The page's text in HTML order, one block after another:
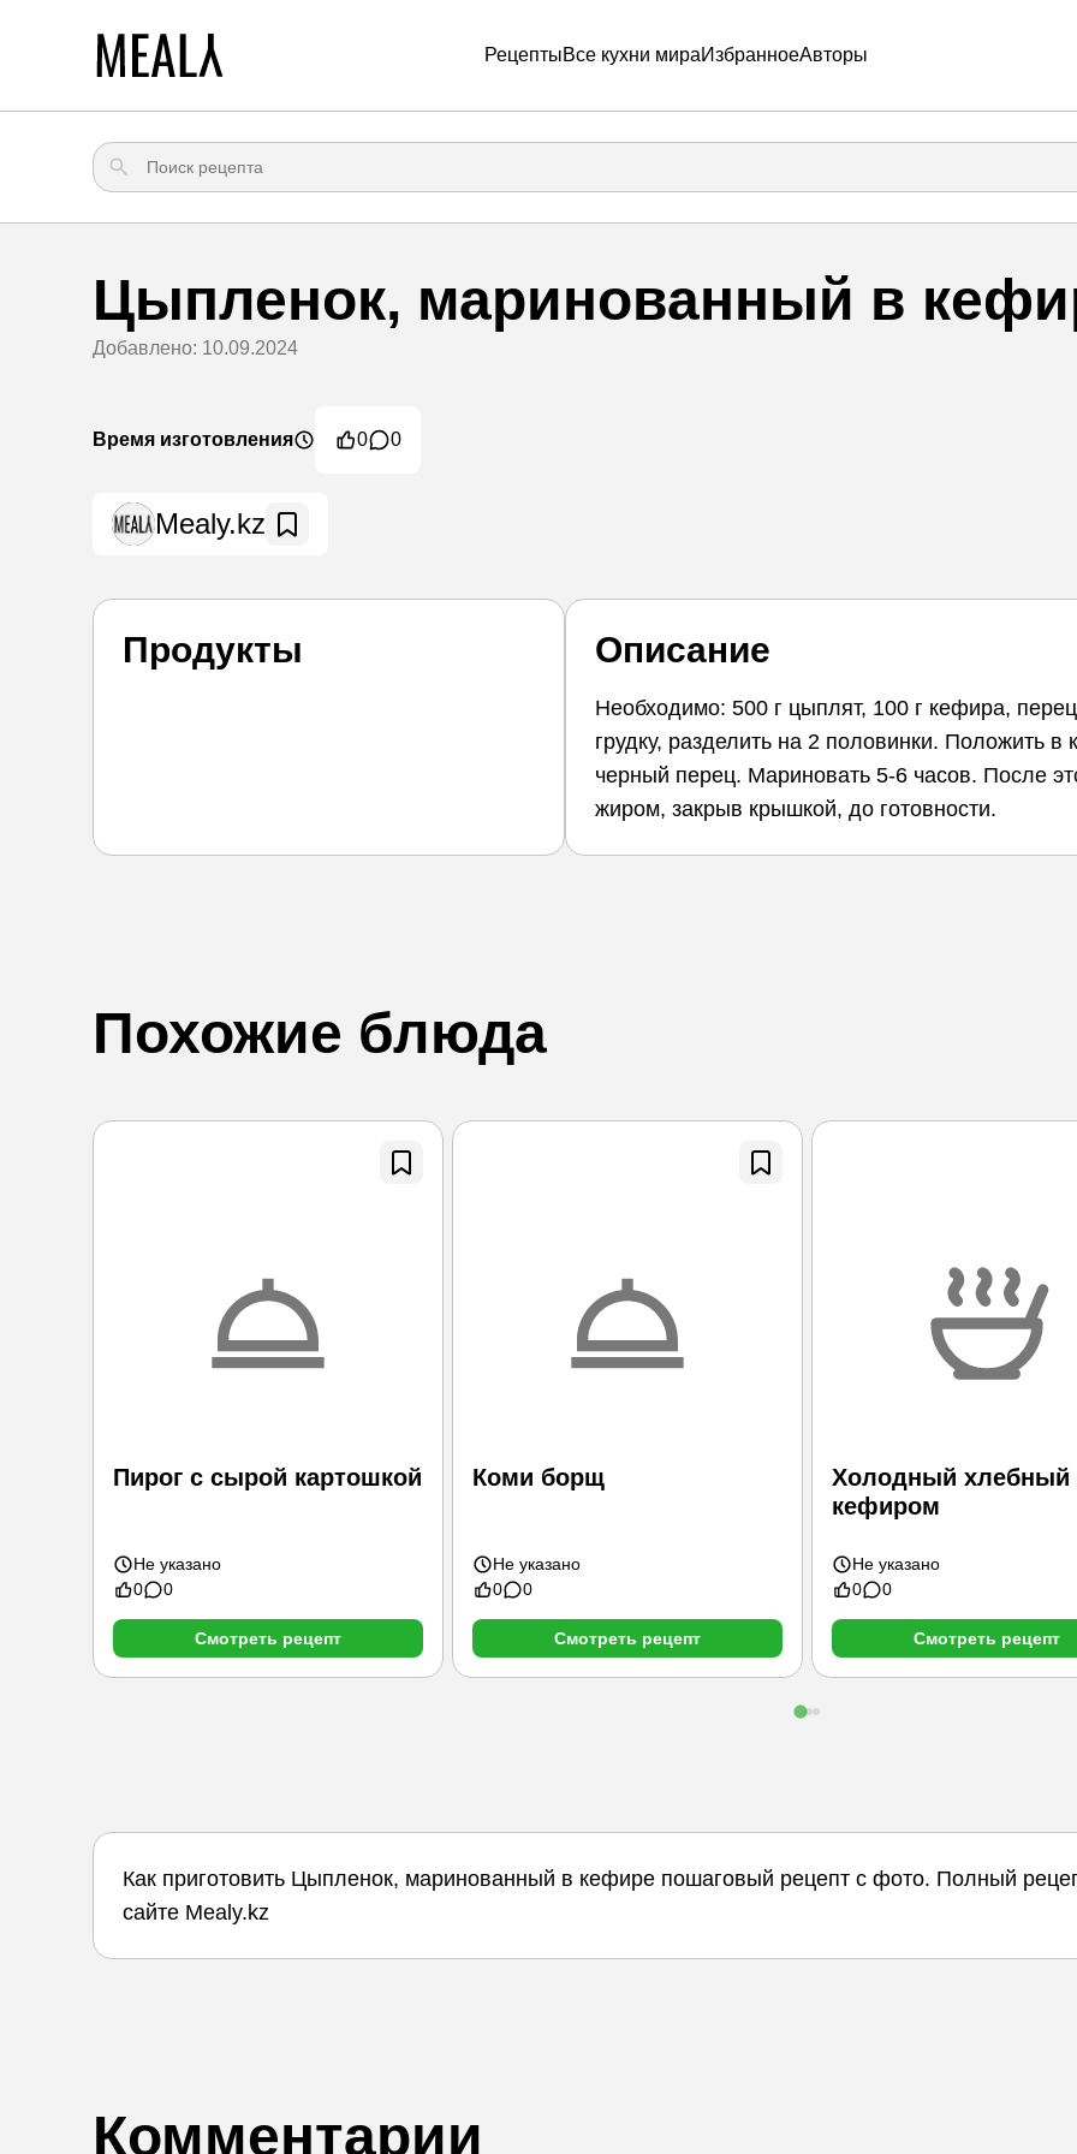
РецептыВсе кухни мираИзбранноеАвторы
Цыпленок, маринованный в
Добавлено: 10.09.2024
0 0
Время изготовления
Mealy.kz
Продукты Описание
Необходимо: 500 г цыплят, 100 г кефира,
грудку, разделить на 2 половинки. Положить
черный перец. Мариновать 5-6 часов. После
жиром, закрыв крышкой, до готовности.
Похожие блюда
Пирог с сырой картошкой
Не указано
0
0
Смотреть рецепт
Коми борщ
Не указано
0
0
Смотреть рецепт
Холодный хлебный
кефиром
Не указано
0
0
Смотреть рецепт
Как приготовить Цыпленок, маринованный в кефире пошаговый рецепт с фото. Полный
сайте Mealy.kz
Комментарии